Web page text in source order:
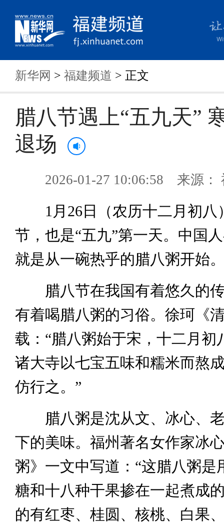
新华网 > 福建频道 > 正文
腊八节遇上“五九天”
退场
2026-01-27 10:06:58 来源：
1月26日（农历十二月初八
节，也是“五九”第一天。中国
就是从一碗热乎的腊八粥开始
腊八节在我国有着悠久的传
有着喝腊八粥的习俗。徐珂《
载：“腊八粥始于宋，十二月初
诸大寺以七宝五味和糯米而熬
仿行之。”
腊八粥是沈从文、冰心、老
下的美味。福州著名女作家冰
粥》一文中写道：“这腊八粥是
糖和十八种干果掺在一起煮成
的有红枣、桂圆、核桃、白果